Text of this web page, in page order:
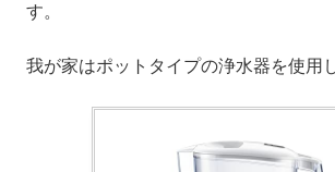
す。
我が家はポットタイプの浄水器を使用